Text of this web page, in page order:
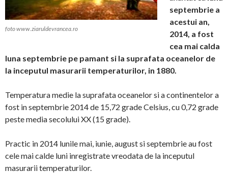
foto www.ziaruldevrancea.ro
septembrie a
acestui an,
2014, a fost
cea mai calda
luna septembrie pe pamant si la suprafata oceanelor de
la inceputul masurarii temperaturilor, in 1880.
Temperatura medie la suprafata oceanelor si a continentelor a
fost in septembrie 2014 de 15,72 grade Celsius, cu 0,72 grade
peste media secolului XX (15 grade).
Practic in 2014 lunile mai, iunie, august si septembrie au fost
cele mai calde luni inregistrate vreodata de la inceputul
masurarii temperaturilor.